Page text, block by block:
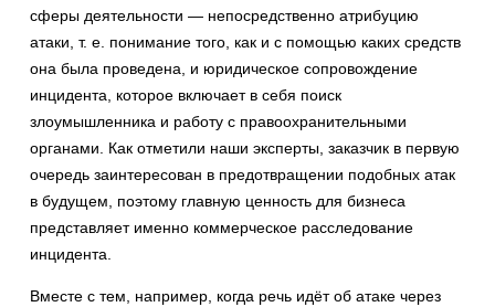
сферы деятельности — непосредственно атрибуцию
атаки, т. е. понимание того, как и с помощью каких средств
она была проведена, и юридическое сопровождение
инцидента, которое включает в себя поиск
злоумышленника и работу с правоохранительными
органами. Как отметили наши эксперты, заказчик в первую
очередь заинтересован в предотвращении подобных атак
в будущем, поэтому главную ценность для бизнеса
представляет именно коммерческое расследование
инцидента.
Вместе с тем, например, когда речь идёт об атаке через